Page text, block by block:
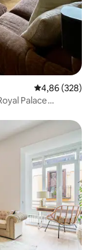
4,86 (328)
Palace